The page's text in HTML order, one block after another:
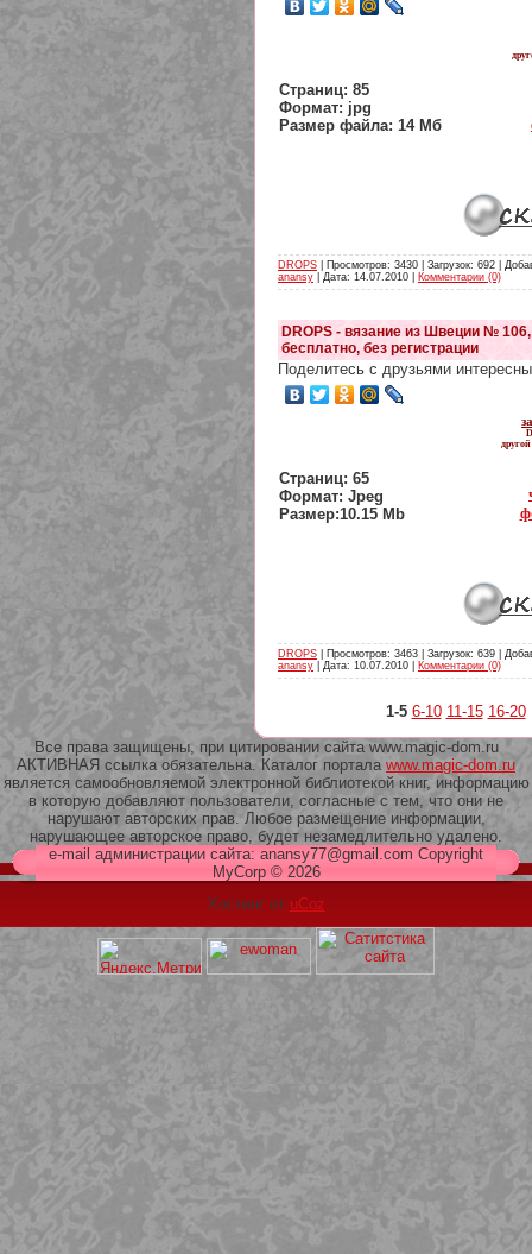
Страниц: 85
Формат: jpg
Размер файла: 14 Мб
DROPS | Просмотров: 3430 | Загрузок: 692 |
anansy | Дата: 14.07.2010 Комментарии (0)
DROPS - вязание из Швеции № 106,
бесплатно, без регистрации
Поделитесь с друзьями
Страниц: 65
Формат: Jpeg
Размер:10.15 Mb
DROPS | Просмотров: 3463 | Загрузок: 639 |
anansy | Дата: 10.07.2010 Комментарии (0)
1-5 6-10 11-15 16-20
Все права защищены, при цитировании сайта www.magic-dom.ru
АКТИВНАЯ ссылка обязательна. Каталог портала www.magic-dom.ru
является самообновляемой электронной библиотекой книг, информацию
в которую добавляют пользователи, согласные с тем, что они не
нарушают авторских прав. Любое размещение информации,
нарушающее авторское право, будет незамедлительно удалено.
e-mail администрации сайта: anansy77@gmail.com Copyright
MyCorp © 2026
Хостинг от uCoz